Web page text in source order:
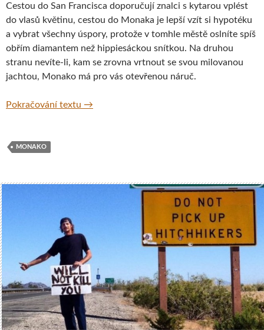
Cestou do San Francisca doporučují znalci s kytarou vplést
do vlasů květinu, cestou do Monaka je lepší vzít si hypotéku
a vybrat všechny úspory, protože v tomhle městě oslníte spíš
obřím diamantem než hippiesáckou snítkou. Na druhou
stranu nevíte-li, kam se zrovna vrtnout se svou milovanou
jachtou, Monako má pro vás otevřenou náruč.
Pokračování textu Monako – milionek sem, milionek tam
→
MONAKO